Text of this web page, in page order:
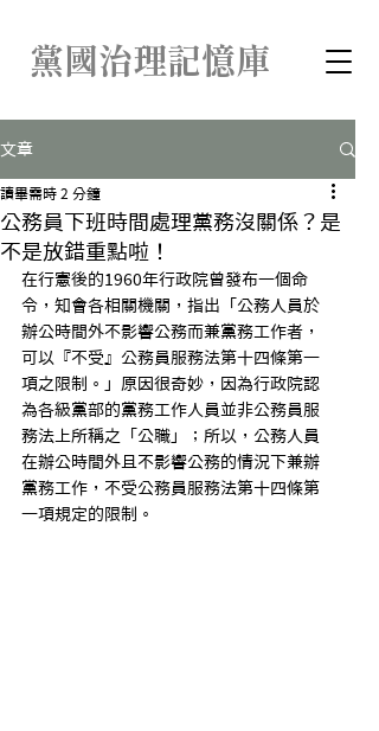
​黨國治理記憶庫
文章
公務員下班時間處理黨務沒關係？是
不是放錯重點啦！
讀畢需時 2 分鐘
在行憲後的1960年行政院曾發布一個命
令，知會各相關機關，指出「公務人員於
辦公時間外不影響公務而兼黨務工作者，
可以『不受』公務員服務法第十四條第一
項之限制。」原因很奇妙，因為行政院認
為各級黨部的黨務工作人員並非公務員服
務法上所稱之「公職」；所以，公務人員
在辦公時間外且不影響公務的情況下兼辦
黨務工作，不受公務員服務法第十四條第
一項規定的限制。